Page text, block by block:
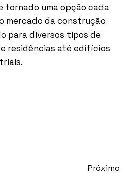
tornado uma opção cada
mercado da construção
para diversos tipos de
residências até edifícios
Próximo